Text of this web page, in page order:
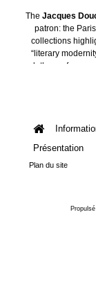
TheJacques
patron: the
collections
“literary
plethora of
Présentation
Plan du site